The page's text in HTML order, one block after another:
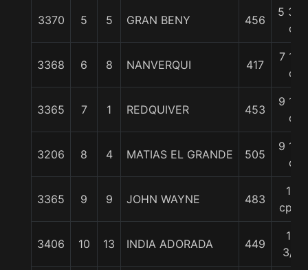
3370 5 5 GRAN BENY 456
5 3/4
c
3368 6 8 NANVERQUI 417
7 1/2
c
3365 7 1 REDQUIVER 453
9 1/4
c
3206 8 4 MATIAS EL GRANDE 505
9 1/2
c
3365 9 9 JOHN WAYNE 483
12
cpos
3406 10 13 INDIA ADORADA 449
13
3/4